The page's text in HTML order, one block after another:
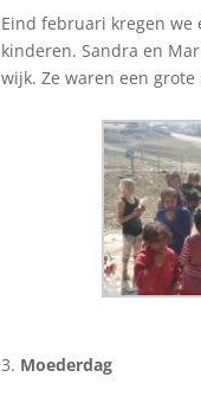
Eind februari kregen we
kinderen. Sandra en
wijk. Ze waren een
Moederdag